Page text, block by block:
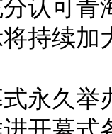
持续
久举